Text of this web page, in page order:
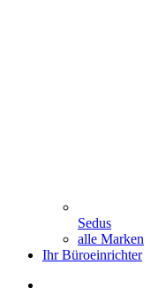
Sedus
alle Marken
Ihr Büroeinrichter